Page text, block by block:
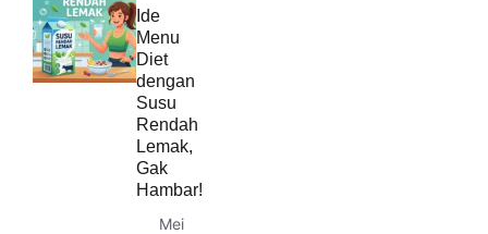
Ide
Menu
Diet
dengan
Susu
Rendah
Lemak,
Gak
Hambar!
Mei